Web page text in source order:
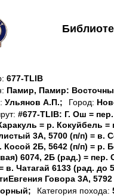
677-TLIB
Памир, Памир:
Ульянов А.П.; Город:
#677-TLIB: Г. Ош =
= р. Кокуйбель
3А, 5700 (п/п) = в.
Косой 2Б, 5642 (п/п) = р.
6074, 2Б (рад.) =
в. Чатагай 6133 (рад.
Говора 3А,
Категория похода: